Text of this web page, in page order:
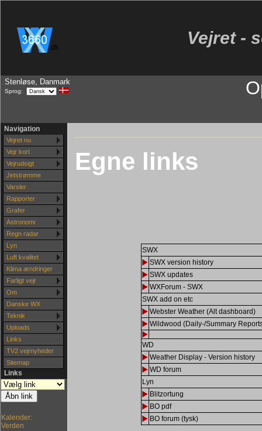
.dk Vejret -
Stenløse, Danmark
Sprog:
Navigation
Vejret nu
Vejr kort
Vejrudsigt
Jetstrømme
Varsler
Rapporter
Grafer
Astronomi
Regn radar
Lyn
Luft kvalitet
Klima ændringer
Farligt vejr
Om
Danske WX
Teknik
Uploads
Links
TV2 vejrnyheder
Sitemap
Links
Kalender:
Verden
Egne links
SWX
SWX version history
SWX updates
WXForum - SWX
SWX add on etc
Webster Weather (Alt dashboard)
Wildwood (Daily-/Summary
WD
Weather Display - Version history
WD forum
Lyn
Blitzortung
BO pdf
BO forum (tysk)